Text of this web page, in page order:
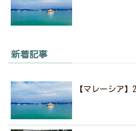
新着記事
【マレーシア